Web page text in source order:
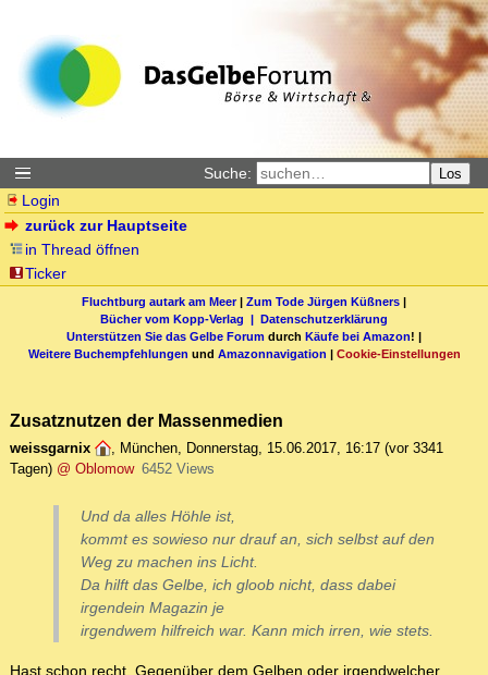
Suche: Los
Login
zurück zur Hauptseite
in Thread öffnen
Ticker
Fluchtburg autark am Meer| Zum Tode Jürgen Küßners |
Bücher vom Kopp-Verlag | Datenschutzerklärung
Unterstützen Sie das Gelbe Forum durch Käufe bei Amazon! |
Weitere Buchempfehlungen und Amazonnavigation | Cookie-Einstellungen
Zusatznutzen der Massenmedien
weissgarnix , München, Donnerstag, 15.06.2017, 16:17 (vor 3341
Tagen) @ Oblomow 6452 Views
Und da alles Höhle ist,
kommt es sowieso nur drauf an, sich selbst auf den
Weg zu machen ins Licht.
Da hilft das Gelbe, ich gloob nicht, dass dabei
irgendein Magazin je
irgendwem hilfreich war. Kann mich irren, wie stets.
Hast schon recht. Gegenüber dem Gelben oder irgendwelcher